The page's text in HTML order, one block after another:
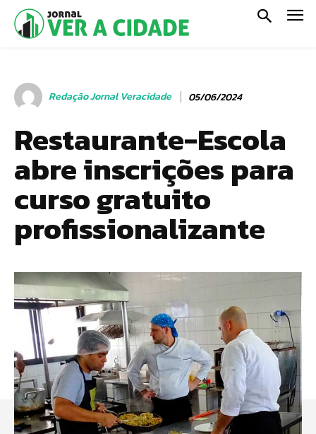
Redação Jornal Veracidade 05/06/2024
Restaurante-Escola
abre inscrições para
curso gratuito
profissionalizante